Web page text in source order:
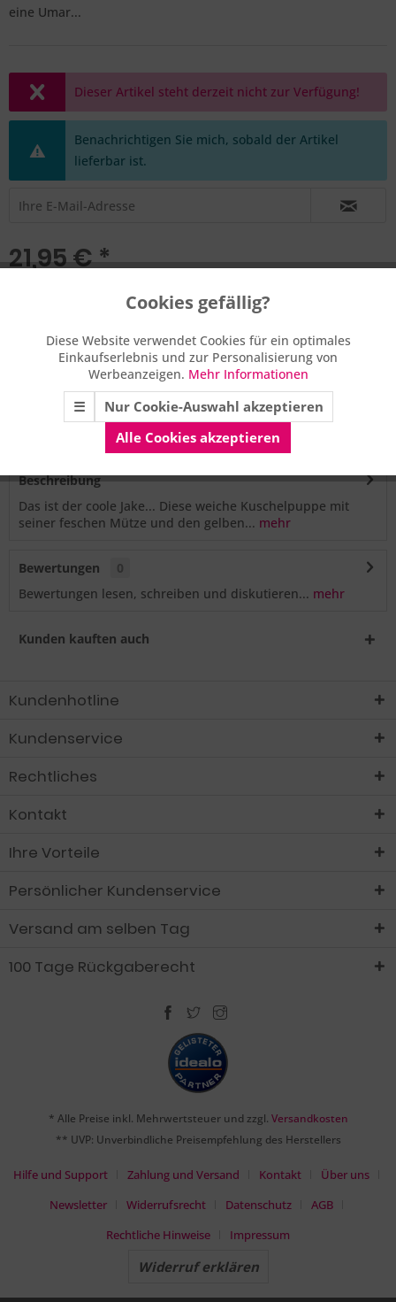
eine Umar...
Dieser Artikel steht derzeit nicht zur Verfügung!
Benachrichtigen Sie mich, sobald der Artikel
lieferbar ist.
21,95 € *
Nicht verfügbar, Lieferzeit unbekannt
Merken Bewerten Empfehlen
Artikel-Nr.: A-15288
Beschreibung
Das ist der coole Jake... Diese weiche Kuschelpuppe mit
seiner feschen Mütze und den gelben... mehr
Bewertungen
0
Bewertungen lesen, schreiben und diskutieren... mehr
Kunden kauften auch
Kundenhotline
Kundenservice
Rechtliches
Kontakt
Ihre Vorteile
Persönlicher Kundenservice
Versand am selben Tag
100 Tage Rückgaberecht
* Alle Preise inkl. Mehrwertsteuer und zzgl. Versandkosten
** UVP: Unverbindliche Preisempfehlung des Herstellers
Hilfe und Support Zahlung und Versand Kontakt
Über uns
Newsletter
Widerrufsrecht Datenschutz
AGB
Rechtliche Hinweise
Impressum
Widerruf erklären
Marketing Aktiv
Aktiv
Cookies gefällig?
Diese Website verwendet Cookies für ein optimales
Einkaufserlebnis und zur Personalisierung von
Werbeanzeigen. Mehr Informationen
☰
Nur Cookie-Auswahl akzeptieren
Alle Cookies akzeptieren